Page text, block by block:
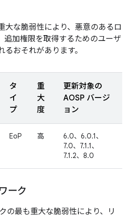
大な脆弱性により、悪意のあるロ
追加権限を取得するためのユーザ
おそれがあります。
タ
イ
プ
重
大
度
更新対象の
AOSP バージ
ョン
EoP 高
6.0、6.0.1、
7.0、7.1.1、
7.1.2、8.0
ーク
の最も重大な脆弱性により、リ